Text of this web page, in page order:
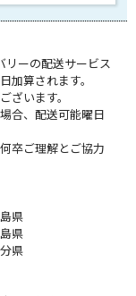
リーの配送サービス
加算されます。
ざいます。
合、配送可能曜日
卒ご理解とご協力
県
県
県